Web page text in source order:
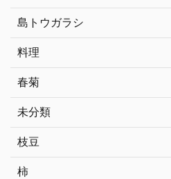
島トウガラシ
料理
春菊
未分類
枝豆
柿